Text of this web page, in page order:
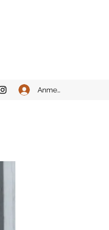
Anmelden